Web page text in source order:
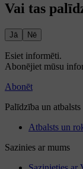
Vai tas
Jā Nē